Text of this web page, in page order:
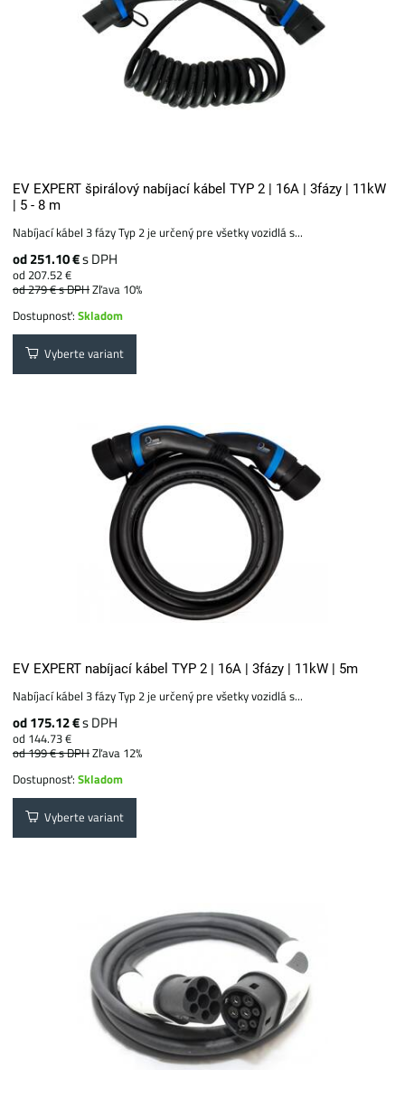
EV EXPERT špirálový nabíjací kábel TYP 2 | 16A | 3fázy | 11kW
| 5 - 8 m
Nabíjací kábel 3 fázy Typ 2 je určený pre všetky vozidlá s...
od 251.10 €s DPH
od 207.52 €
od 279 €s DPHZľava 10%
Dostupnosť:Skladom
Vyberte variant
EV EXPERT nabíjací kábel TYP 2 | 16A | 3fázy | 11kW | 5m
Nabíjací kábel 3 fázy Typ 2 je určený pre všetky vozidlá s...
od 175.12 €s DPH
od 144.73 €
od 199 €s DPHZľava 12%
Dostupnosť:Skladom
Vyberte variant